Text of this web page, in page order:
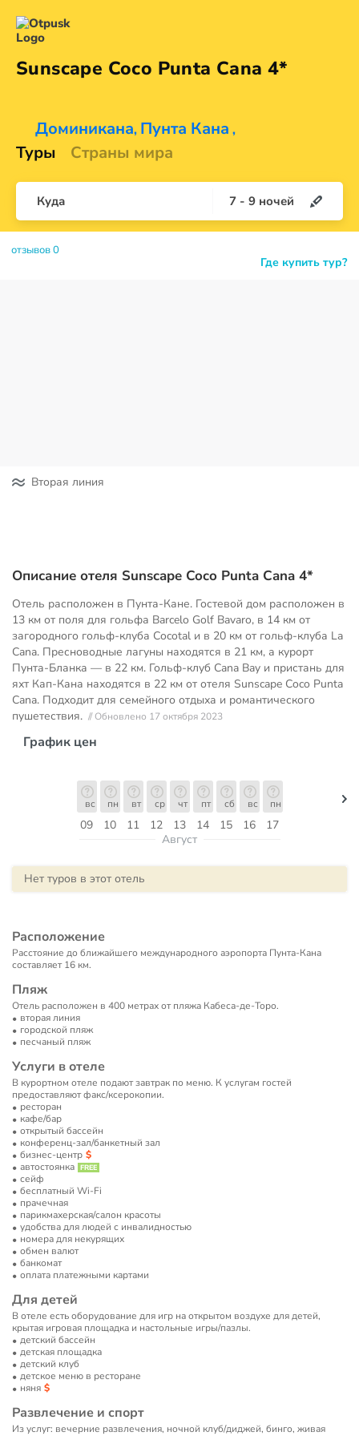
Sunscape Coco Punta Cana 4*
Доминикана, Пунта Кана ,
Туры Страны мира
Куда 7 - 9 ночей
Где купить тур?
отзывов 0
Вторая линия
Описание отеля Sunscape Coco Punta Cana 4*
Отель расположен в Пунта-Кане. Гостевой дом расположен в
13 км от поля для гольфа Barcelo Golf Bavaro, в 14 км от
загородного гольф-клуба Cocotal и в 20 км от гольф-клуба La
Cana. Пресноводные лагуны находятся в 21 км, а курорт
Пунта-Бланка — в 22 км. Гольф-клуб Cana Bay и пристань для
яхт Кап-Кана находятся в 22 км от отеля Sunscape Coco Punta
Cana. Подходит для семейного отдыха и романтического
пушетествия. // Обновлено 17 октября 2023
График цен
09
вс
10
пн
11
вт
12
ср
13
чт
14
пт
15
сб
16
вс
17
пн
Август
Нет туров в этот отель
Расположение
Расстояние до ближайшего международного аэропорта Пунта-Кана
составляет 16 км.
Пляж
Отель расположен в 400 метрах от пляжа Кабеса-де-Торо.
вторая линия
городской пляж
песчаный пляж
Услуги в отеле
В курортном отеле подают завтрак по меню. К услугам гостей
предоставляют факс/ксерокопии.
ресторан
кафе/бар
открытый бассейн
конференц-зал/банкетный зал
бизнес-центр
автостоянка
сейф
бесплатный Wi-Fi
прачечная
парикмахерская/салон красоты
удобства для людей с инвалидностью
номера для некурящих
обмен валют
банкомат
оплата платежными картами
Для детей
В отеле есть оборудование для игр на открытом воздухе для детей,
крытая игровая площадка и настольные игры/пазлы.
детский бассейн
детская площадка
детский клуб
детское меню в ресторане
няня
Развлечение и спорт
Из услуг: вечерние развлечения, ночной клуб/диджей, бинго, живая